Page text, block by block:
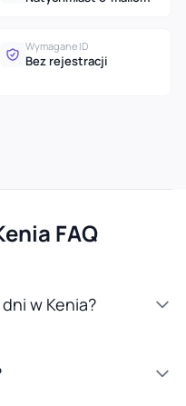
Wymagane ID
Bez rejestracji
FAQ
w Kenia?